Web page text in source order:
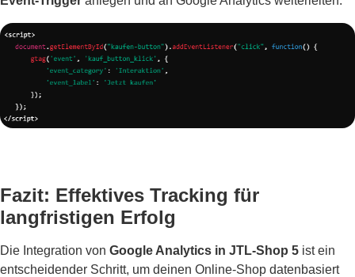
Fazit: Effektives Tracking für
langfristigen Erfolg
Die Integration von Google Analytics in JTL-Shop 5 ist ein
entscheidender Schritt, um deinen Online-Shop datenbasiert